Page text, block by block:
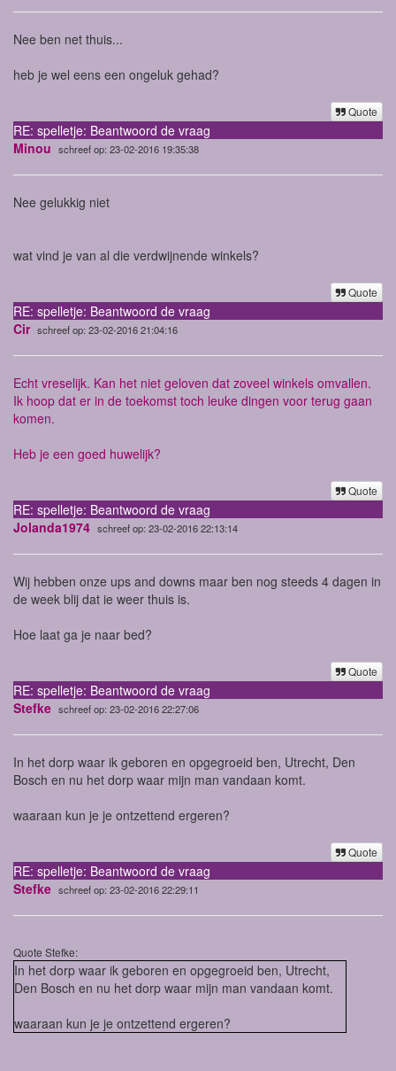
Nee ben net thuis...
heb je wel eens een ongeluk gehad?
Quote
RE: spelletje: Beantwoord de vraag
Minou schreef op: 23-02-2016 19:35:38
Nee gelukkig niet
wat vind je van al die verdwijnende winkels?
Quote
RE: spelletje: Beantwoord de vraag
Cir schreef op: 23-02-2016 21:04:16
Echt vreselijk. Kan het niet geloven dat zoveel winkels omvallen.
Ik hoop dat er in de toekomst toch leuke dingen voor terug gaan
komen.
Heb je een goed huwelijk?
Quote
RE: spelletje: Beantwoord de vraag
Jolanda1974 schreef op: 23-02-2016 22:13:14
Wij hebben onze ups and downs maar ben nog steeds 4 dagen in
de week blij dat ie weer thuis is.
Hoe laat ga je naar bed?
Quote
RE: spelletje: Beantwoord de vraag
Stefke schreef op: 23-02-2016 22:27:06
In het dorp waar ik geboren en opgegroeid ben, Utrecht, Den
Bosch en nu het dorp waar mijn man vandaan komt.
waaraan kun je je ontzettend ergeren?
Quote
RE: spelletje: Beantwoord de vraag
Stefke schreef op: 23-02-2016 22:29:11
Quote Stefke:
In het dorp waar ik geboren en opgegroeid ben, Utrecht,
Den Bosch en nu het dorp waar mijn man vandaan komt.
waaraan kun je je ontzettend ergeren?